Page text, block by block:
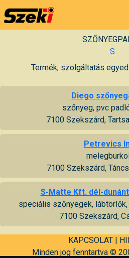
S
Termék, szolgáltatás
Diego
szőnyeg, pvc
7100 Szekszárd,
Petrevics
7100 Szekszárd,
S-Matte Kft. dél-
speciális szőnyegek,
7100 Szekszárd,
KAPCSOLAT |
Minden jog fenntartva ©